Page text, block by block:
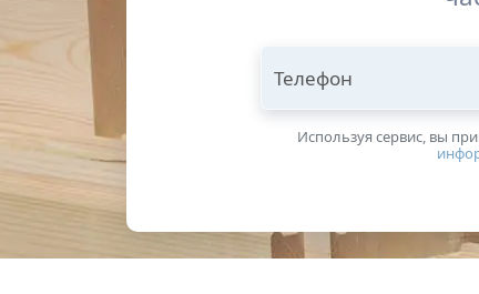
Телефон
Используя сервис, вы